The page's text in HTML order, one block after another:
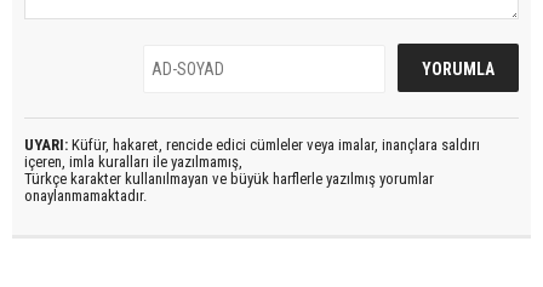
UYARI: Küfür, hakaret, rencide edici cümleler veya imalar, inançlara saldırı
içeren, imla kuralları ile yazılmamış,
Türkçe karakter kullanılmayan ve büyük harflerle yazılmış yorumlar
onaylanmamaktadır.